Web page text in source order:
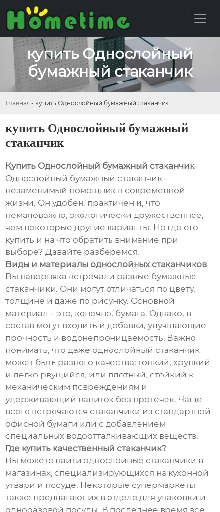
купить Однослойный
бумажный стаканчик
Главная - купить Однослойный бумажный стаканчик
купить Однослойный бумажный
стаканчик
Купить Однослойный бумажный стаканчик
Однослойный бумажный стаканчик –
незаменимый помощник в современной
жизни. Он удобен, практичен и, что
немаловажно, экологически дружественнее,
чем некоторые другие варианты. Но где его
купить и на что обратить внимание при
выборе? Давайте разберемся.
Виды и материалы однослойных стаканчиков
Вы наверняка встречали разные бумажные
стаканчики. Они могут отличаться по цвету,
толщине и даже по рисунку. Основной
материал – это, конечно, бумага. Однако, в
состав могут входить и добавки, улучшающие
прочность и водонепроницаемость. Важно
понимать, что даже однослойный стаканчик
может быть разного качества: тонкий, хрупкий
и легко рвущийся, или плотный, стойкий к
механическим повреждениям и
удерживающий напиток без протечек. Чаще
всего встречаются стаканчики из стандартной
офисной бумаги или с добавлением
специальных водоотталкивающих веществ.
Где купить качественный стаканчик?
Вы можете найти однослойные стаканчики в
магазинах, специализирующихся на кухонной
утвари и посуде. Некоторые супермаркеты
также предлагают их в отделе для упаковки и
одноразовой посуды. В последнее время все